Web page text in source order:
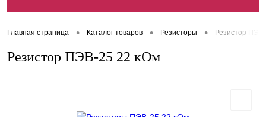
Главная страница • Каталог товаров • Резисторы • Резистор
Резистор ПЭВ-25 22 кОм